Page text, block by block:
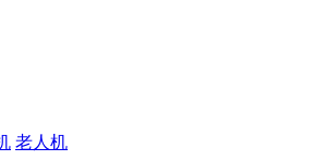
老人机